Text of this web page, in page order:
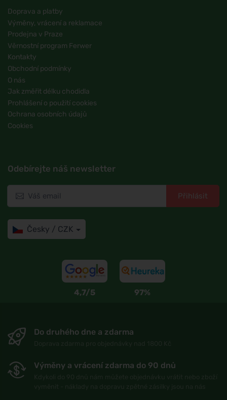
Doprava a platby
Výměny, vrácení a reklamace
Prodejna v Praze
Věrnostní program Ferwer
Kontakty
Obchodní podmínky
O nás
Jak změřit délku chodidla
Prohlášení o použití cookies
Ochrana osobních údajů
Cookies
Odebírejte náš newsletter
Přihlásit
Česky / CZK
4,7/5 97%
Do druhého dne a zdarma
Výměny a vrácení zdarma do 90 dnů